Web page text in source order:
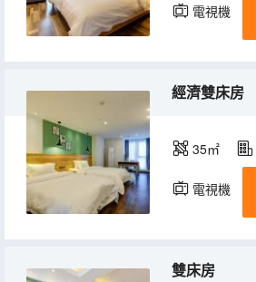
電視機
經濟雙床房
35㎡
電視機
雙床房